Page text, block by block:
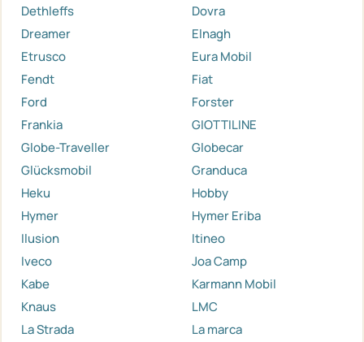
Dethleffs
Dovra
Dreamer
Elnagh
Etrusco
Eura Mobil
Fendt
Fiat
Ford
Forster
Frankia
GIOTTILINE
Globe-Traveller
Globecar
Glücksmobil
Granduca
Heku
Hobby
Hymer
Hymer Eriba
Ilusion
Itineo
Iveco
Joa Camp
Kabe
Karmann Mobil
Knaus
LMC
La Strada
La marca